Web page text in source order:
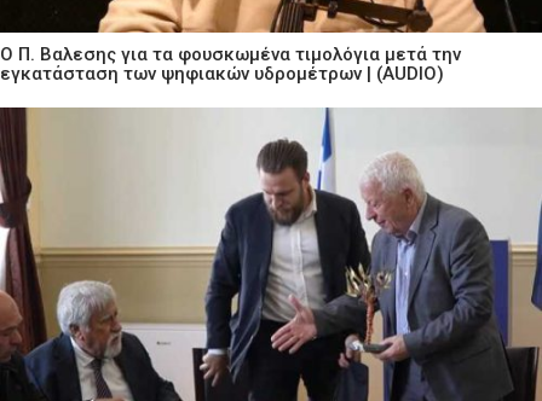
Ο Π. Βαλεσης για τα φουσκωμένα τιμολόγια μετά την
εγκατάσταση των ψηφιακών υδρομέτρων | (AUDIO)